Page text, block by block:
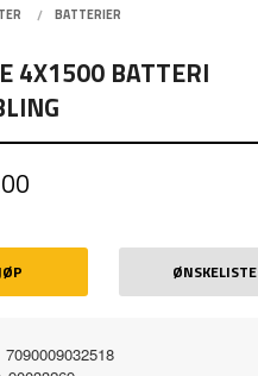
BATTERIER
4X1500 BATTERI
ØNSKELISTE
7090009032518